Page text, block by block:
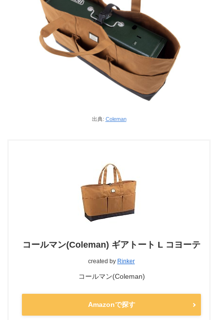
出典: Coleman
コールマン(Coleman) ギアトート L コヨーテ
created by Rinker
コールマン(Coleman)
Amazonで探す